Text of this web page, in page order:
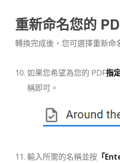
重新命名您的
轉換完成後，您可選擇重新命
如果您希望為您的 PDF指
稱即可。
輸入所需的名稱並按 「